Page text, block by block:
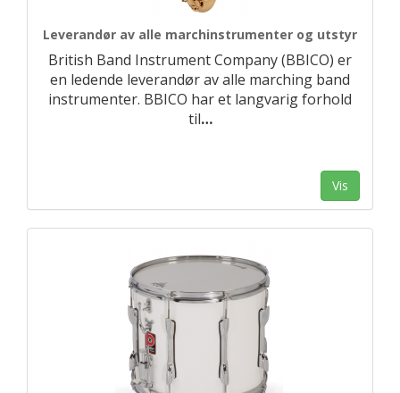
Leverandør av alle marchinstrumenter og utstyr
British Band Instrument Company (BBICO) er
en ledende leverandør av alle marching band
instrumenter. BBICO har et langvarig forhold
til…
Vis